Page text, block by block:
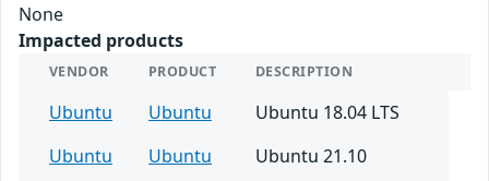
None
Impacted products
VENDOR PRODUCT DESCRIPTION
Ubuntu Ubuntu
Ubuntu 18.04 LTS
Ubuntu
Ubuntu
Ubuntu 21.10